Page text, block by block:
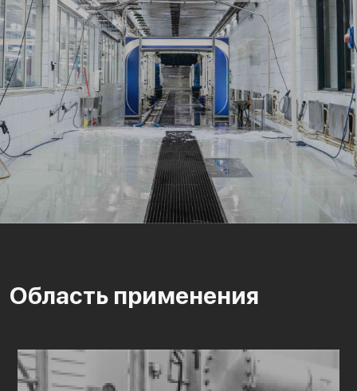
Область применения